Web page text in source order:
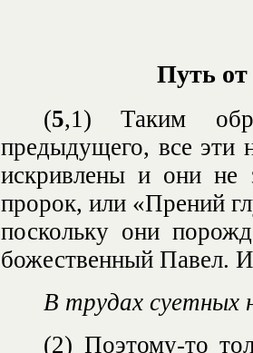
Путь
(5,1) Таким
предыдущего, все эти
искривлены и они не
пророк, или «Прений
поскольку они
божественный Павел.
В трудах суетных
(2) Поэтому-то